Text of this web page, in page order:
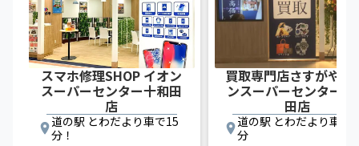
スマホ修理SHOP イオン
スーパーセンター十和田
店
道の駅 とわだより車で15
分！
買取専門店さすがや
ンスーパーセンター十
田店
道の駅 とわだより車で
分